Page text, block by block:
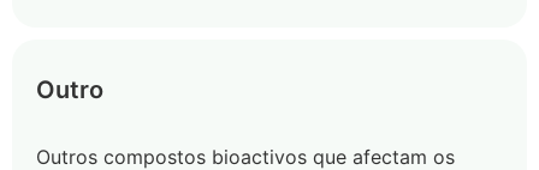
Outro
Outros compostos bioactivos que afectam os